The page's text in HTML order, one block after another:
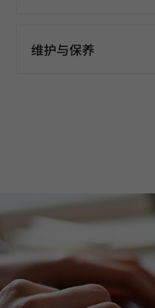
维护与保养